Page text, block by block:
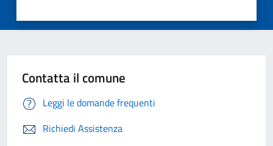
Contatta il comune
Leggi le domande frequenti
Richiedi Assistenza